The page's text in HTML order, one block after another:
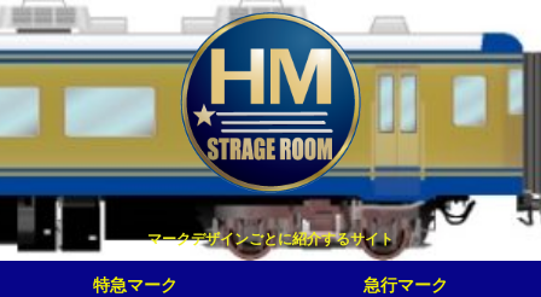
マークデザインごとに紹介するサイト
特急マーク 急行マーク